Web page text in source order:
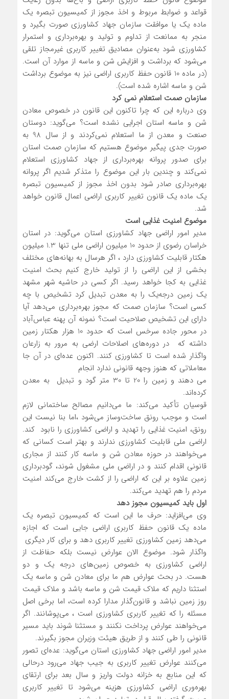
قواعد و ضوابط مربوط و اخذ مجوز از کمیسیون تبصره یک
ماده یک یا موافقت سازمان جهاد کشاورزی صورت بگیرد و
منجر به ممانعت از تداوم و تولید و بهره‌برداری و استمرار
کشاورزی شود به‌عنوان مصادیق تغییر کاربری غیرمجاز تلقی
می‌شود که برداشت و افزایش شن و ماسه از موارد آن است.
(در ماده 10 قانون حفظ کاربری اراضی نیز به موضوع برداشت
شن و ماسه اشاره ‌شده است).
سازمان صمت استعلام نمی کرد
وی درباره این که چرا تاکنون این قانون در خصوص معادن
شن و ماسه استان اجرایی نشده است؟ می‌گوید: دوستان
صنعت و معدن از ما استعلام نمی‌کردند و از سال 98 به
‌صورت جدی پیگیر موضوع هستیم که سازمان صمت استان
برای صدور پروانه بهره‌برداری از جهاد کشاورزی استعلام
نمی‌کند و چندین بار این موضوع را متذکر شدیم اگر پروانه
بهره‌برداری صادر شود بدون اخذ مجوز از کمیسیون تبصره
یک ماده یک قانون تغییر کاربری اراضی اعمال قانون خواهد
شد.
موضوع امنیت غذایی است
مدیر امور اراضی جهاد کشاورزی استان می‌گوید: در استان
خراسان رضوی از حدود 10 میلیون اراضی ملی تنها 1.3 میلیون
هکتار قابلیت کشاورزی دارد ، اگر هرسال به بهانه‌های مختلف
بخشی از این اراضی را از تولید خارج کنیم بحث امنیت
غذایی به کجا خواهد رسید. اگر کسی در حاشیه شهر مشهد
یک زمین درجه‌یک را به معدن تبدیل کرد تشخیص با چه
کسی است؟ سازمان صمت که مجوز بهره‌برداری می‌دهد آیا
دارای این تشخیص صلاحیت است؟ نمونه آن پهنه عباس‌آباد
در محور جاده سرخس است که حدود 10 هزار هکتار زمین
داشته که در دوره‌های اصلاحات ارضی به ‌مرور به زارعان
واگذار شده است تا کشاورزی کنند. اکنون عده‌ای در آن جا
معاملاتی که هنوز وجهه قانونی ندارد انجام
می دهند و زمین را 20 تا 30 متر گود و تبدیل به معدن
کرده‌اند.
قوسیان تأکید می‌کند: ما می‌دانیم مصالح ساختمانی لازم
است و موجب رونق ساخت‌وساز می‌شود ،اما بنا نیست این
رونق، امنیت غذایی را تهدید و اراضی کشاورزی را نابود کند.
اراضی ملی قابلیت کشاورزی ندارند و بهتر است کسانی که
می‌خواهند در حوزه معادن شن و ماسه کار کنند از مجاری
قانونی اقدام کنند و در اراضی ملی مشغول شوند، گودبرداری
زمین علاوه بر این که اراضی را از کشت خارج می‌کند امنیت
مردم را هم تهدید می‌کند.
اول باید کمیسیون مجوز دهد
وی می‌افزاید: حرف ما این است که کمیسیون تبصره یک
ماده یک قانون حفظ کاربری اراضی جایی است که اجازه
می‌دهد زمین کشاورزی تغییر کاربری دهد و برای کار دیگری
واگذار شود. موضوع الان عوارض نیست بلکه حفاظت از
اراضی کشاورزی به خصوص زمین‌های درجه ‌یک و دو
هست. در بحث عوارض هم ما برای معادن شن و ماسه یک
استثنا داریم که ملاک قیمت شن و ماسه باشد و ملاک قیمت
روز زمین نباشد و قانون‌گذار مدارا کرده است، اما برخی اصل
مسئله را که تغییر کاربری کشاورزی است ، می‌پوشانند. اگر
می‌خواهند عوارض پرداخت نکنند و مستثنا شوند باید مسیر
قانونی را طی کنند و از طریق هیئت‌ وزیران مجوز بگیرند.
مدیر امور اراضی جهاد کشاورزی استان می‌گوید: عده‌ای تصور
می‌کنند عوارض تغییر کاربری به جیب جهاد می‌رود درحالی‌
که این منابع به خزانه دولت واریز و سال بعد برای ارتقای
بهره‌وری اراضی کشاورزی هزینه می‌شود تا تغییر کاربری